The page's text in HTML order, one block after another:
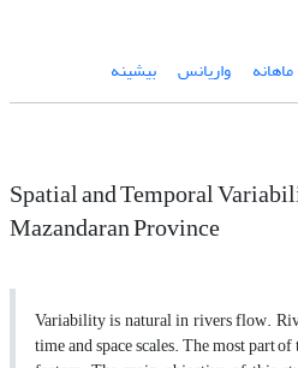
ماهانه واریانس بیشینه
Spatial and Temporal
Mazandaran Province
Variability is natural in rivers flow.
time and space scales. The most part